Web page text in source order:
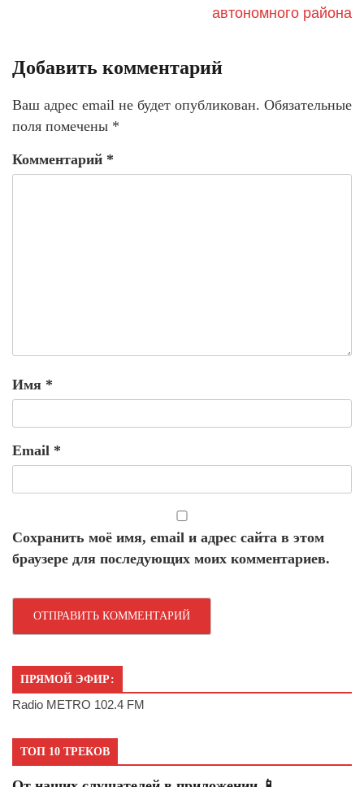
автономного района
Добавить комментарий
Ваш адрес email не будет опубликован. Обязательные
поля помечены *
Комментарий *
Имя *
Email *
Сохранить моё имя, email и адрес сайта в этом
браузере для последующих моих комментариев.
ПРЯМОЙ ЭФИР:
Radio METRO 102.4 FM
ТОП 10 ТРЕКОВ